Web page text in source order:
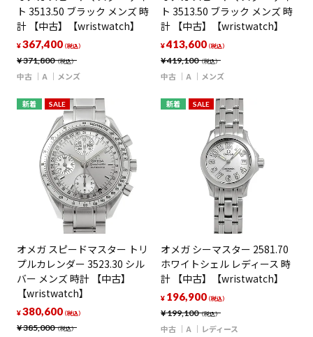
ト 3513.50 ブラック メンズ 時
計 【中古】【wristwatch】
¥371,800（税込）
¥367,400（税込）
中古 A メンズ
ト 3513.50 ブラック メンズ 時
計 【中古】【wristwatch】
¥419,100（税込）
¥413,600（税込）
中古 A メンズ
新着 SALE
オメガ スピードマスター トリ
プルカレンダー 3523.30 シル
バー メンズ 時計 【中古】
【wristwatch】
¥385,000（税込）
¥380,600（税込）
新着 SALE
オメガ シーマスター 2581.70
ホワイトシェル レディース 時
計 【中古】【wristwatch】
¥199,100（税込）
¥ 196,900（税込）
中古 A レディース